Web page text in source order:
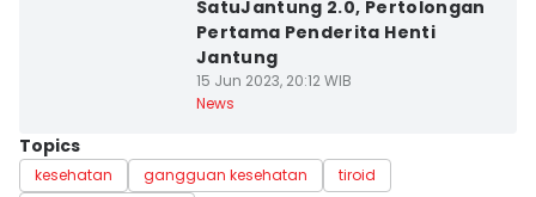
SatuJantung 2.0, Pertolongan
Pertama Penderita Henti
Jantung
15 Jun 2023, 20:12 WIB
News
Topics
kesehatan gangguan kesehatan
tiroid